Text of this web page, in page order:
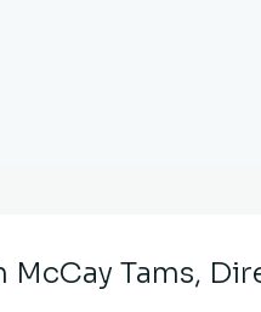
McCay Tams,